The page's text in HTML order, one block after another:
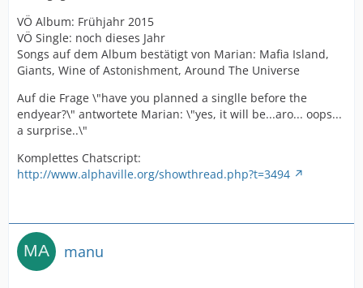
VÖ Album: Frühjahr 2015
VÖ Single: noch dieses Jahr
Songs auf dem Album bestätigt von Marian: Mafia Island,
Giants, Wine of Astonishment, Around The Universe
Auf die Frage \"have you planned a singlle before the
endyear?\" antwortete Marian: \"yes, it will be...aro... oops...
a surprise..\"
Komplettes Chatscript:
http://www.alphaville.org/showthread.php?t=3494
manu